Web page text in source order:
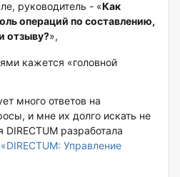
руководитель - «Как
операций по составлению,
отзыву?»,
кажется «головной
много ответов на
и мне их долго искать не
разработала
«DIRECTUM: Управление